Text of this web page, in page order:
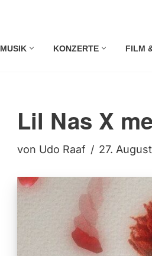
MUSIK KONZERTE FILM
Lil Nas X
von Udo Raaf 27.